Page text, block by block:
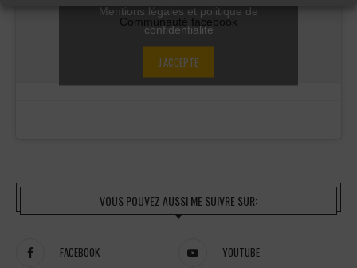
Communauté facebook
Mentions légales et politique de
confidentialité
J’ACCEPTE
VOUS POUVEZ AUSSI ME SUIVRE SUR:
FACEBOOK YOUTUBE